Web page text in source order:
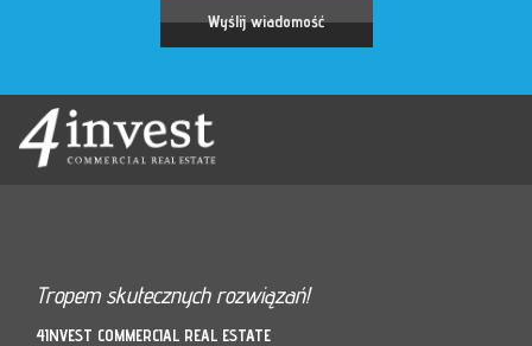
Tropem skutecznych rozwiązań!
4INVEST COMMERCIAL REAL ESTATE